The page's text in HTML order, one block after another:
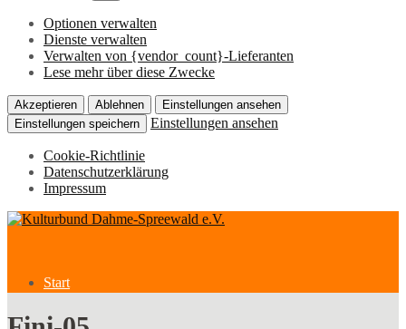
Optionen verwalten
Dienste verwalten
Verwalten von {vendor_count}-Lieferanten
Lese mehr über diese Zwecke
Akzeptieren Ablehnen
Einstellungen ansehen
Einstellungen speichern
Einstellungen ansehen
Cookie-Richtlinie
Datenschutzerklärung
Impressum
Start